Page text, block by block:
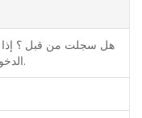
هل سجلت من قبل ؟ إذا
الدخول لمنطقة العميل لتستطيع التحكم بحسابك.